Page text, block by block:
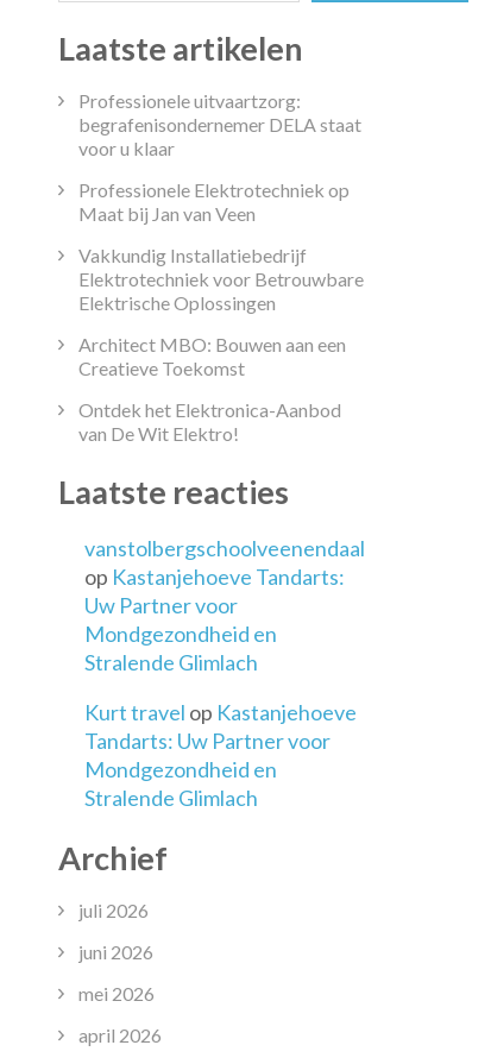
Laatste artikelen
Professionele uitvaartzorg:
begrafenisondernemer DELA staat
voor u klaar
Professionele Elektrotechniek op
Maat bij Jan van Veen
Vakkundig Installatiebedrijf
Elektrotechniek voor Betrouwbare
Elektrische Oplossingen
Architect MBO: Bouwen aan een
Creatieve Toekomst
Ontdek het Elektronica-Aanbod
van De Wit Elektro!
Laatste reacties
vanstolbergschoolveenendaal
op Kastanjehoeve Tandarts:
Uw Partner voor
Mondgezondheid en
Stralende Glimlach
Kurt travel op Kastanjehoeve
Tandarts: Uw Partner voor
Mondgezondheid en
Stralende Glimlach
Archief
juli 2026
juni 2026
mei 2026
april 2026